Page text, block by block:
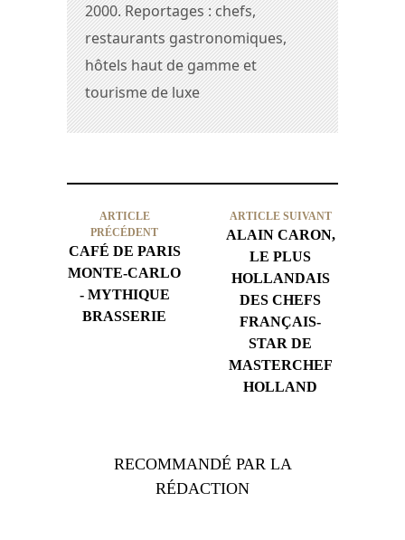
2000. Reportages : chefs,
restaurants gastronomiques,
hôtels haut de gamme et
tourisme de luxe
ARTICLE
PRÉCÉDENT
CAFÉ DE PARIS
MONTE-CARLO
- MYTHIQUE
BRASSERIE
ARTICLE SUIVANT
ALAIN CARON,
LE PLUS
HOLLANDAIS
DES CHEFS
FRANÇAIS-
STAR DE
MASTERCHEF
HOLLAND
RECOMMANDÉ PAR LA
RÉDACTION